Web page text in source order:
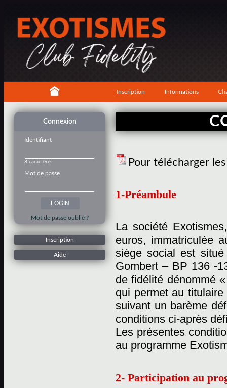
Inscription Informations
Connexion
Identifiant
8 caractères
Mot de passe
Mot de passe oublié ?
Inscription
Aide
Pour télécharger
1-Préambule
La société
euros, immatriculée
siège social est
Gombert – BP 136 -
de fidélité dénommé
qui permet au
suivant un barème
conditions ci-après
Les présentes
au programme
2- Participation au